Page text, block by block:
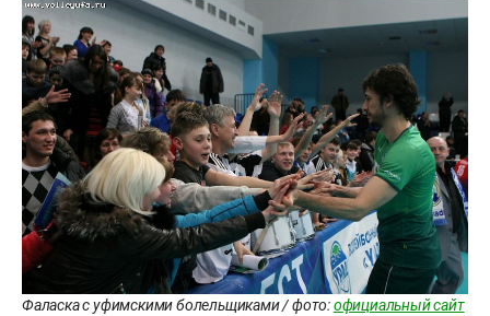
Фаласка с уфимскими болельщиками / фото:официальный сайт